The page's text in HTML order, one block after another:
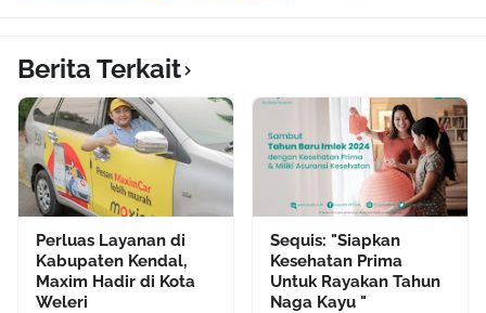
Berita Terkait
Perluas Layanan di
Kabupaten Kendal,
Maxim Hadir di Kota
Weleri
Sequis: "Siapkan
Kesehatan Prima
Untuk Rayakan Tahun
Naga Kayu "